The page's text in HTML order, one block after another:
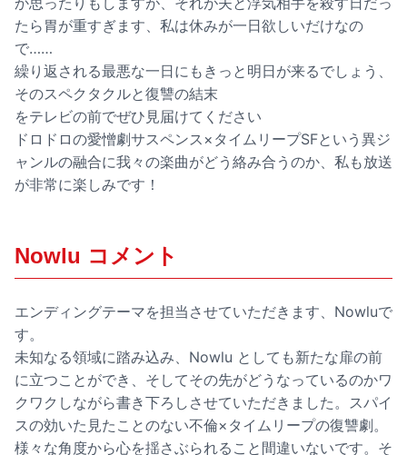
たら胃が重すぎます、私は休みが一日欲しいだけなの
で……
繰り返される最悪な一日にもきっと明日が来るでしょう、
そのスペクタクルと復讐の結末
をテレビの前でぜひ見届けてください
ドロドロの愛憎劇サスペンス×タイムリープSFという異ジ
ャンルの融合に我々の楽曲がどう絡み合うのか、私も放送
が非常に楽しみです！
Nowlu コメント
エンディングテーマを担当させていただきます、Nowluで
す。
未知なる領域に踏み込み、Nowlu としても新たな扉の前
に立つことができ、そしてその先がどうなっているのかワ
クワクしながら書き下ろしさせていただきました。スパイ
スの効いた見たことのない不倫×タイムリープの復讐劇。
様々な角度から心を揺さぶられること間違いないです。そ